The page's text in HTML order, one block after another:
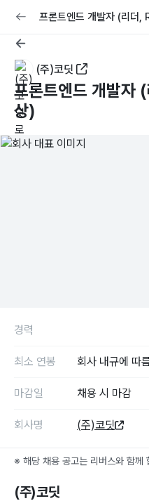
교육 커리어
프론트엔드 개발자 (리더
(주)코딧
프론트엔드 개발자
상)
(주)코딧
경력
최소 연봉 회사 내규에 따
마감일 채용 시 마감
회사명 (주)코딧
※ 해당 채용 공고는 리버스와 함께